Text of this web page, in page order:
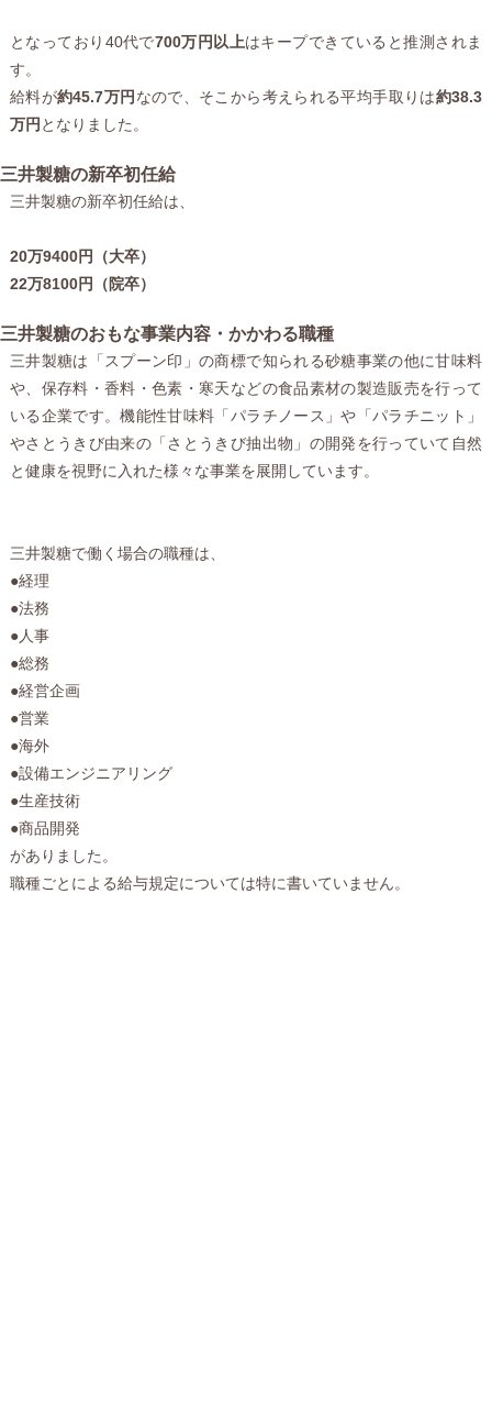
となっており40代で700万円以上はキープできていると推測されま
す。
給料が約45.7万円 なので、そこから考えられる平均手取りは約38.3
万円 となりました。
三井製糖の新卒初任給
三井製糖の新卒初任給は、
20万9400円（大卒）
22万8100円（院卒）
三井製糖のおもな事業内容・かかわる職種
三井製糖は「スプーン印」の商標で知られる砂糖事業の他に甘味料
や、保存料・香料・色素・寒天などの食品素材の製造販売を行って
いる企業です。機能性甘味料「パラチノース」や「パラチニット」
やさとうきび由来の「さとうきび抽出物」の開発を行っていて自然
と健康を視野に入れた様々な事業を展開しています。
三井製糖で働く場合の職種は、
●経理
●法務
●人事
●総務
●経営企画
●営業
●海外
●設備エンジニアリング
●生産技術
●商品開発
がありました。
職種ごとによる給与規定については特に書いていません。